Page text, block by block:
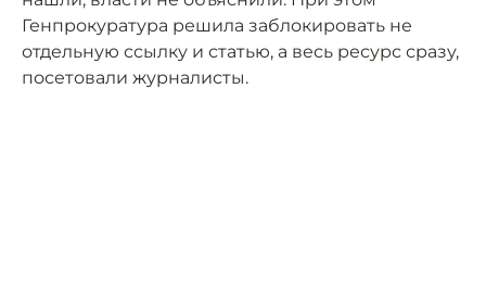
Генпрокуратура решила заблокировать не
отдельную ссылку и статью, а весь ресурс сразу,
посетовали журналисты.